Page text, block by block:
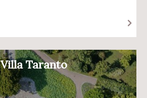
Villa Taranto